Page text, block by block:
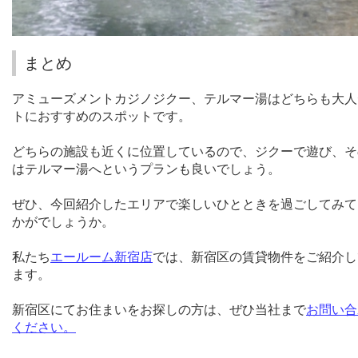
まとめ
アミューズメントカジノジクー、テルマー湯はどちらも大
トにおすすめのスポットです。
どちらの施設も近くに位置しているので、ジクーで遊び、
はテルマー湯へというプランも良いでしょう。
ぜひ、今回紹介したエリアで楽しいひとときを過ごしてみ
かがでしょう か。
私たちエールーム新宿店では、新宿区の賃貸物件をご紹介
ます。
新宿区にてお住まいをお探しの方は、ぜひ当社までお問い
ください。